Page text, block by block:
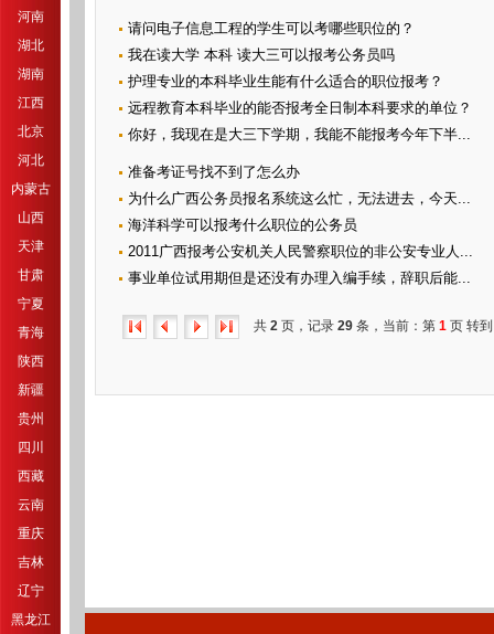
河南
湖北
湖南
江西
北京
河北
内蒙古
山西
天津
甘肃
宁夏
青海
陕西
新疆
贵州
四川
西藏
云南
重庆
吉林
辽宁
黑龙江
请问电子信息工程的学生可以考哪些职位的？
我在读大学 本科 读大三可以报考公务员吗
护理专业的本科毕业生能有什么适合的职位报考？
远程教育本科毕业的能否报考全日制本科要求的单位？
你好，我现在是大三下学期，我能不能报考今年下半...
准备考证号找不到了怎么办
为什么广西公务员报名系统这么忙，无法进去，今天...
海洋科学可以报考什么职位的公务员
2011广西报考公安机关人民警察职位的非公安专业人...
事业单位试用期但是还没有办理入编手续，辞职后能...
共 2 页，记录 29 条，当前：第 1 页 转